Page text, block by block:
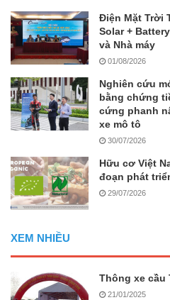
Điện Mặt Trời
Solar +
và Nhà máy
01/08/2026
Nghiên cứu
bằng chứng
cứng phanh
xe mô tô
30/07/2026
Hữu cơ Việt
đoạn phát
29/07/2026
XEM NHIỀU
Thông xe cầu
21/01/2025